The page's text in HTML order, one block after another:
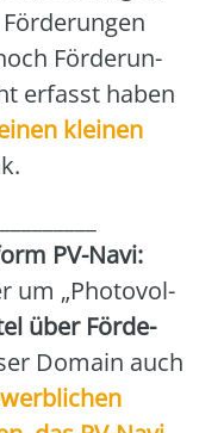
För­de­run­
erfasst haben
klei­nen
PV-Navi:
um „Pho­to­vol­
über För­de­
Domain auch